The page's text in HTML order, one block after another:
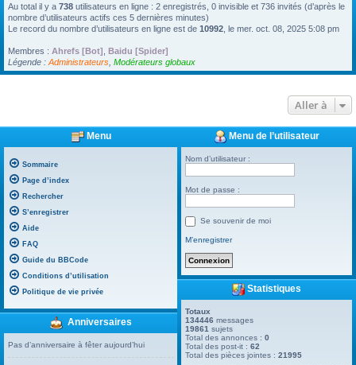
Au total il y a 738 utilisateurs en ligne : 2 enregistrés, 0 invisible et 736 invités (d’après le
nombre d’utilisateurs actifs ces 5 dernières minutes)
Le record du nombre d’utilisateurs en ligne est de 10992 , le mer. oct. 08, 2025 5:08 pm
Membres : Ahrefs [Bot] Baidu [Spider]
Légende : Administrateurs Modérateurs globaux
Aller à
Menu
Sommaire
Page d’index
Rechercher
S’enregistrer
Aide
FAQ
Guide du BBCode
Conditions d’utilisation
Politique de vie privée
Anniversaires
Pas d’anniversaire à fêter aujourd’hui
Menu de l’utilisateur
Nom d’utilisateur :
Mot de passe :
Se souvenir de moi
M’enregistrer
Statistiques
Totaux
134446 messages
19861 sujets
Total des annonces :0
Total des post-it :62
Total des pièces jointes :21995